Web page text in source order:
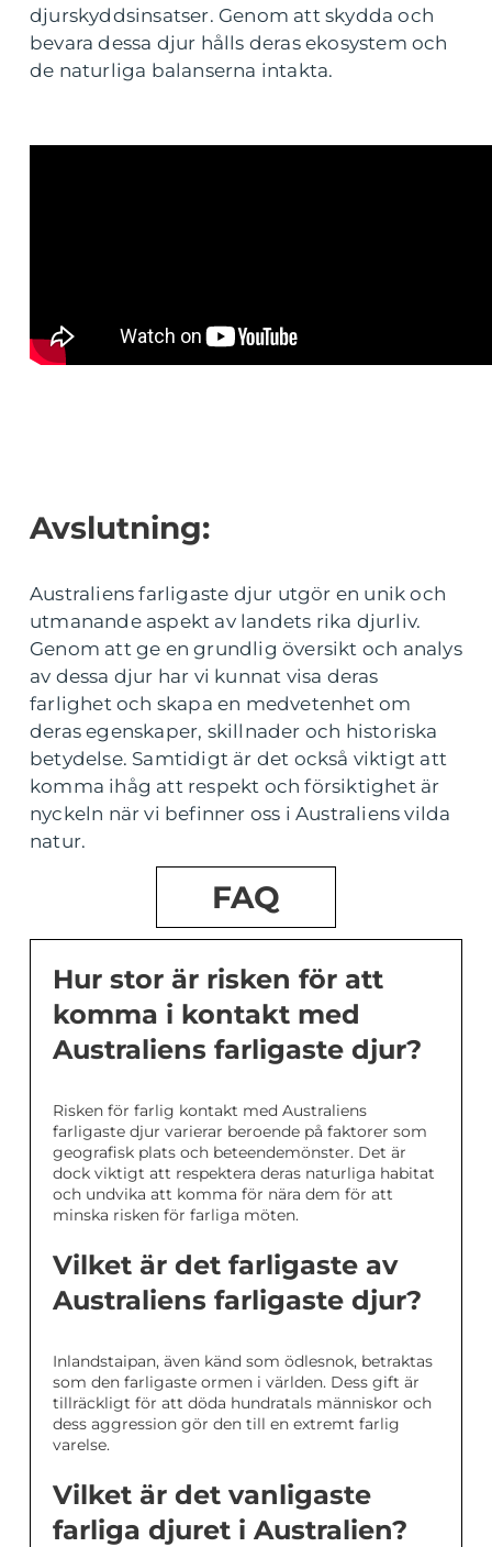
djurskyddsinsatser. Genom att skydda och
bevara dessa djur hålls deras ekosystem och
de naturliga balanserna intakta.
Avslutning:
Australiens farligaste djur utgör en unik och
utmanande aspekt av landets rika djurliv.
Genom att ge en grundlig översikt och analys
av dessa djur har vi kunnat visa deras
farlighet och skapa en medvetenhet om
deras egenskaper, skillnader och historiska
betydelse. Samtidigt är det också viktigt att
komma ihåg att respekt och försiktighet är
nyckeln när vi befinner oss i Australiens vilda
natur.
FAQ
Hur stor är risken för att
komma i kontakt med
Australiens farligaste djur?
Risken för farlig kontakt med Australiens
farligaste djur varierar beroende på faktorer som
geografisk plats och beteendemönster. Det är
dock viktigt att respektera deras naturliga habitat
och undvika att komma för nära dem för att
minska risken för farliga möten.
Vilket är det farligaste av
Australiens farligaste djur?
Inlandstaipan, även känd som ödlesnok, betraktas
som den farligaste ormen i världen. Dess gift är
tillräckligt för att döda hundratals människor och
dess aggression gör den till en extremt farlig
varelse.
Vilket är det vanligaste
farliga djuret i Australien?